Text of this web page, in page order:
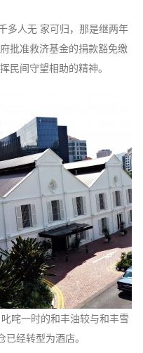
多人无 家可归，那是继两年
批准救济基金的捐款豁免缴
民间守望相助的精神。
咤一时的和丰油较与和丰雪
经转型为酒店。